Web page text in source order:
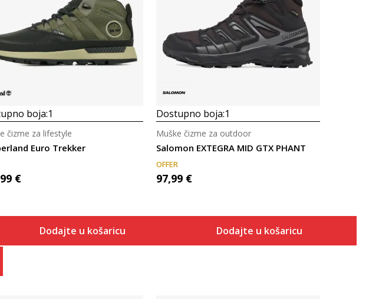
Uporedi
boja:1
Euro Trekker
čizme za lifestyle
€
Dodajte u košaricu
Uporedi
Dostupno boja:1
Salomon EXTEGRA MID GTX PHANT
Muške čizme za outdoor
OFFER
97,99 €
Dodajte u košaricu